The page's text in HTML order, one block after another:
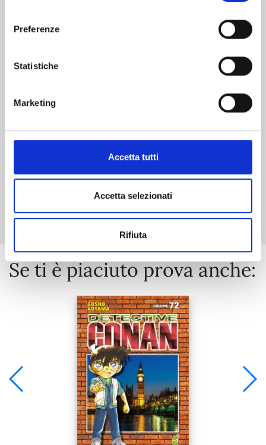
Preferenze
Statistiche
Marketing
Accetta tutti
Accetta selezionati
Rifiuta
Mostra tutto
Se ti è piaciuto prova anche: